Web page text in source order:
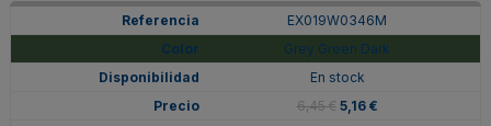
EX019W0346M
Grey Green Dark
En stock
6,45 € 5,16 €